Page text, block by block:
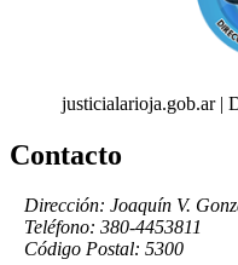
justicialarioja.gob.ar |
Contacto
Dirección: Joaquín V.
Teléfono: 380-4453811
Código Postal: 5300